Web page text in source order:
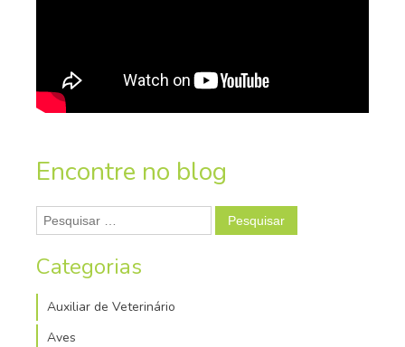
Encontre no blog
Pesquisar
por:
Categorias
Auxiliar de Veterinário
Aves